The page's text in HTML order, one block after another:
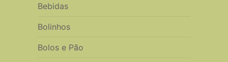
Bebidas
Bolinhos
Bolos e Pão